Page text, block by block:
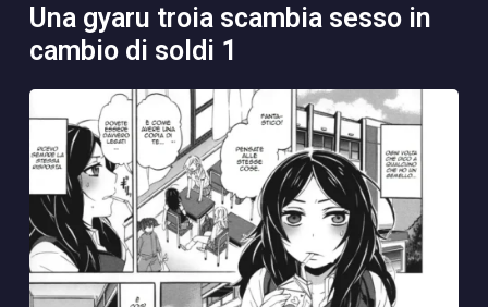
una gyaru troia scambia sesso in
cambio di soldi 1